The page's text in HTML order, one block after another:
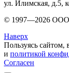
ул. Илимская, д.5,
© 1997—2026 ООО
Наверх
Пользуясь сайтом,
и политикой
Согласен